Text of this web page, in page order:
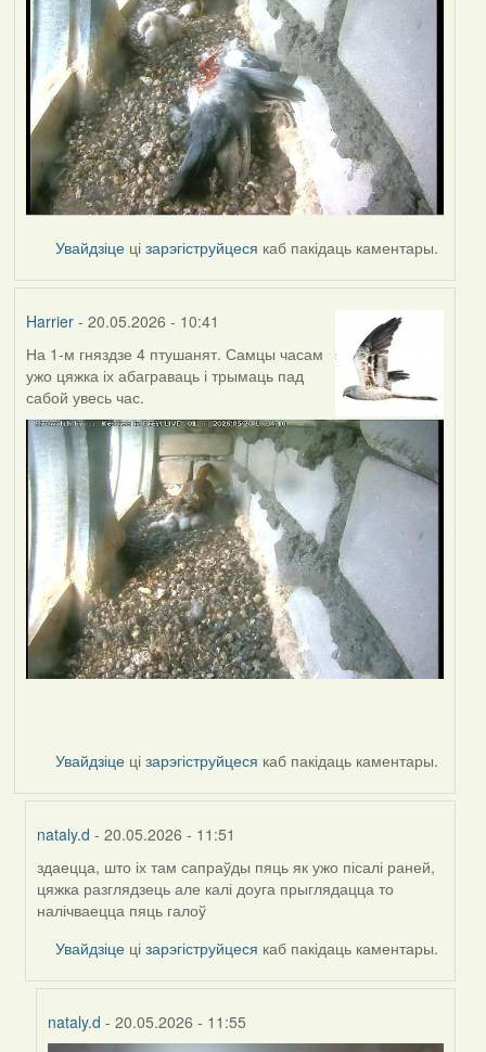
Увайдзіце цізарэгіструйцеся каб пакідаць каментары.
Harrier- 20.05.2026 - 10:41
На 1-м гняздзе 4 птушанят. Самцы часам
ужо цяжка іх абаграваць і трымаць пад
сабой увесь час.
Увайдзіце цізарэгіструйцеся каб пакідаць каментары.
nataly.d - 20.05.2026 - 11:51
In
reply
to
здаецца, што іх там сапраўды пяць як ужо пісалі раней,
цяжка разглядзець але калі доуга прыглядацца то
налічваецца пяць галоў
Увайдзіце цізарэгіструйцеся каб пакідаць каментары.
nataly.d - 20.05.2026 - 11:55